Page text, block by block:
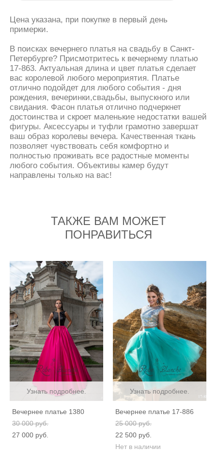
Цена указана, при покупке в первый день
примерки.
В поисках вечернего платья на свадьбу в Санкт-
Петербурге? Присмотритесь к вечернему платью
17-863. Актуальная длина и цвет платья сделает
вас королевой любого мероприятия. Платье
отлично подойдет для любого события - дня
рождения, вечеринки,свадьбы, выпускного или
свидания. Фасон платья отлично подчеркнет
достоинства и скроет маленькие недостатки вашей
фигуры. Аксессуары и туфли грамотно завершат
ваш образ королевы вечера. Качественная ткань
позволяет чувствовать себя комфортно и
полностью проживать все радостные моменты
любого события. Объективы камер будут
направлены только на вас!
ТАКЖЕ ВАМ МОЖЕТ
ПОНРАВИТЬСЯ
Узнать подробнее.
Вечернее платье 1380
30 000 pуб.
27 000 pуб.
Узнать подробнее.
Вечернее платье 17-886
25 000 pуб.
22 500 pуб.
Нет в наличии